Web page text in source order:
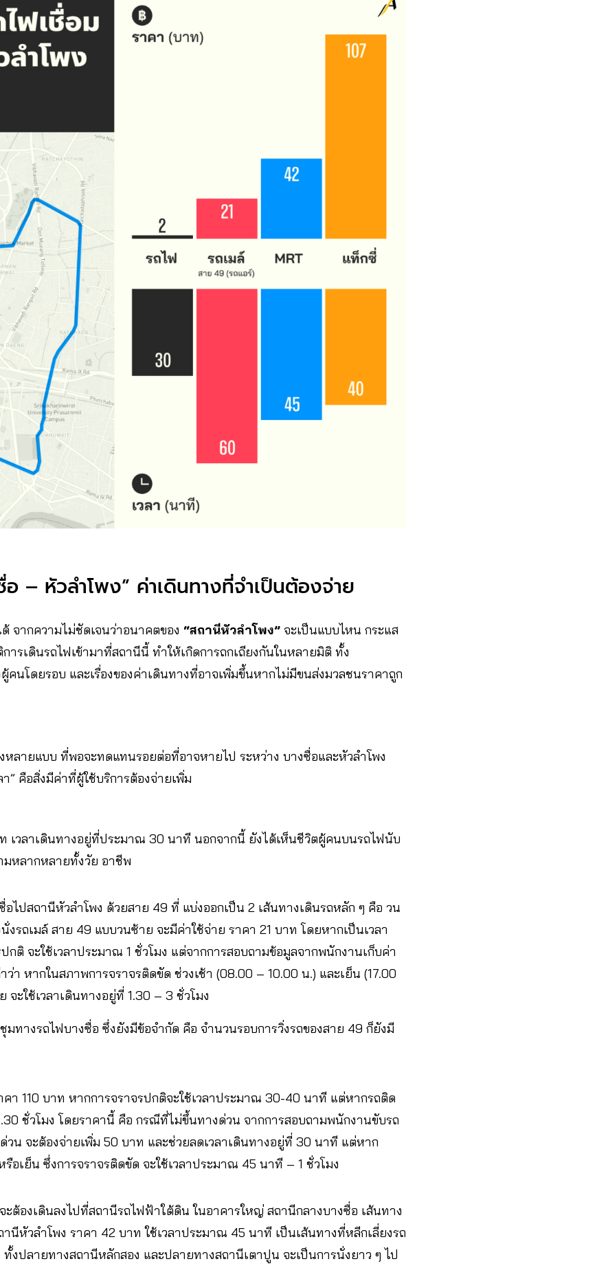
– หัวลำโพง” ค่าเดินทางที่จำเป็นต้องจ่าย
จากความไม่ชัดเจนว่าอนาคตของ “สถานีหัวลำโพง” จะเป็นแบบไหน กระแส
ารเดินรถไฟเข้ามาที่สถานีนี้ ทำให้เกิดการถกเถียงกันในหลายมิติ ทั้ง
คนโดยรอบ และเรื่องของค่าเดินทางที่อาจเพิ่มขึ้นหากไม่มีขนส่งมวลชนราคาถูก
หลายแบบ ที่พอจะทดแทนรอยต่อที่อาจหายไป ระหว่าง บางซื่อและหัวลำโพง
า” คือสิ่งมีค่าที่ผู้ใช้บริการต้องจ่ายเพิ่ม
เวลาเดินทางอยู่ที่ประมาณ 30 นาที นอกจากนี้ ยังได้เห็นชีวิตผู้คนบนรถไฟนับ
มหลากหลายทั้งวัย อาชีพ
อไปสถานีหัวลำโพง ด้วยสาย 49 ที่ แบ่งออกเป็น 2 เส้นทางเดินรถหลัก ๆ คือ วน
รถเมล์ สาย 49 แบบวนซ้าย จะมีค่าใช้จ่าย ราคา 21 บาท โดยหากเป็นเวลา
กติ จะใช้เวลาประมาณ 1 ชั่วโมง แต่จากการสอบถามข้อมูลจากพนักงานเก็บค่า
าว่า หากในสภาพการจราจรติดขัด ช่วงเช้า (08.00 – 10.00 น.) และเย็น (17.00
ะใช้เวลาเดินทางอยู่ที่ 1.30 – 3 ชั่วโมง
มทางรถไฟบางซื่อ ซึ่งยังมีข้อจำกัด คือ จำนวนรอบการวิ่งรถของสาย 49 ก็ยังมี
คา 110 บาท หากการจราจรปกติจะใช้เวลาประมาณ 30-40 นาที แต่หากรถติด
ชั่วโมง โดยราคานี้ คือ กรณีที่ไม่ขึ้นทางด่วน จากการสอบถามพนักงานขับรถ
วน จะต้องจ่ายเพิ่ม 50 บาท และช่วยลดเวลาเดินทางอยู่ที่ 30 นาที แต่หาก
รือเย็น ซึ่งการจราจรติดขัด จะใช้เวลาประมาณ 45 นาที – 1 ชั่วโมง
จะต้องเดินลงไปที่สถานีรถไฟฟ้าใต้ดิน ในอาคารใหญ่ สถานีกลางบางซื่อ เส้นทาง
นีหัวลำโพง ราคา 42 บาท ใช้เวลาประมาณ 45 นาที เป็นเส้นทางที่หลีกเลี่ยงรถ
งปลายทางสถานีหลักสอง และปลายทางสถานีเตาปูน จะเป็นการนั่งยาว ๆ ไป